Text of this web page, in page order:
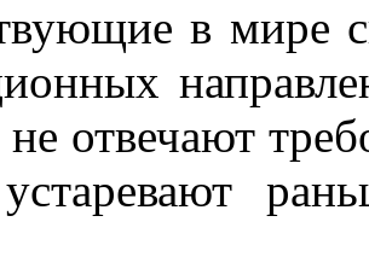
в мире
отвечают